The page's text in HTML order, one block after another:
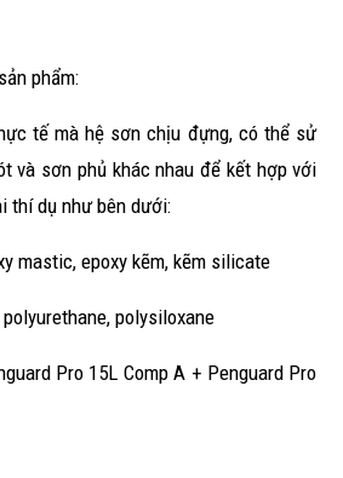
phẩm:
tế mà hệ sơn chịu đựng, có thể sử
và sơn phủ khác nhau để kết hợp với
thí dụ như bên dưới:
mastic, epoxy kẽm, kẽm silicate
polysiloxane
Pro 15L Comp A + Penguard Pro